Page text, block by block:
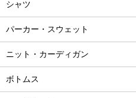
シャツ
パーカー・スウェット
ニット・カーディガン
ボトムス